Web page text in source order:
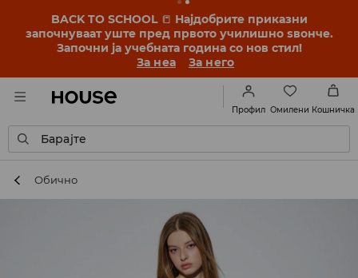
BACK TO SCHOOL 📒 Најдобрите приказни
започнуваат уште пред првото училишно ѕвонче.
Започни ја учебната година со нов стил!
За неа
За него
Профил Омилени Кошничка
Барајте
Обично